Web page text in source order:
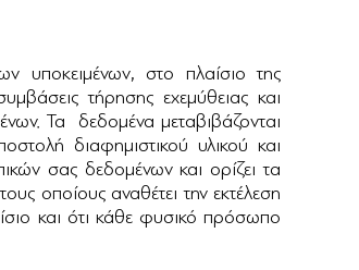
υποκειμένων, στο πλαίσιο της
τήρησης εχεμύθειας και
Τα δεδομένα μεταβιβάζονται
διαφημιστικού υλικού και
σας δεδομένων και ορίζει τα
οποίους αναθέτει την εκτέλεση
και ότι κάθε φυσικό πρόσωπο